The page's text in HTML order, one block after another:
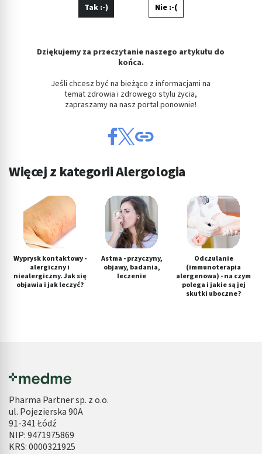
Tak :-) Nie :-(
Dziękujemy za przeczytanie naszego artykułu do
końca.
Jeśli chcesz być na bieżąco z informacjami na
temat zdrowia i zdrowego stylu życia,
zapraszamy na nasz portal ponownie!
Więcej z kategorii Alergologia
Wyprysk kontaktowy -
alergiczny i
niealergiczny. Jak się
objawia i jak leczyć?
Astma - przyczyny,
objawy, badania,
leczenie
Odczulanie
(immunoterapia
alergenowa) - na czym
polega i jakie są jej
skutki uboczne?
Pharma Partner sp. z o.o.
ul. Pojezierska 90A
91-341 Łódź
NIP: 9471975869
KRS: 0000321925